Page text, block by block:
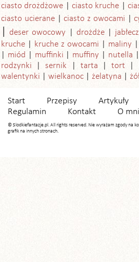
ciasto drożdżowe
ciasto kruche
ciasto ucierane
ciasto z owocami
deser owocowy drożdże
kruche
kruche z owocami maliny
miód
muffinki muffiny nutella
rodzynki
sernik tarta tort
walentynki
wielkanoc żelatyna
Start Przepisy Artykuły
Regulamin
Kontakt O
© Slodkiefantazje.pl. All rights reserved. Nie wyrażam zgody na
grafik na innych stronach.